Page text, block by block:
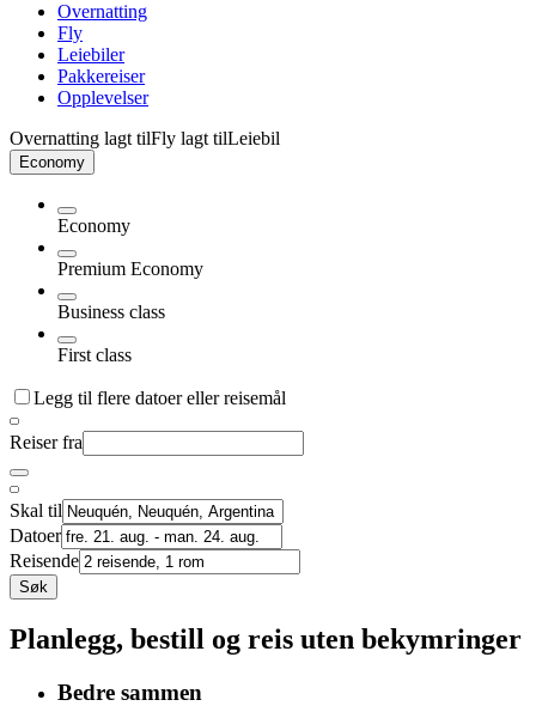
Overnatting
Fly
Leiebiler
Pakkereiser
Opplevelser
Overnatting lagt tilFly lagt tilLeiebil
Economy
Economy
Premium Economy
Business class
First class
Legg til flere datoer eller reisemål
Reiser fra
Skal til
Datoer
Reisende
Søk
Planlegg, bestill og reis uten bekymringer
Bedre sammen